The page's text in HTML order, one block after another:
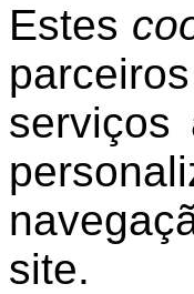
Estes
serviços
site.